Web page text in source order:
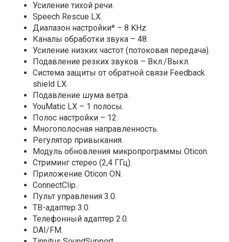
Усиление тихой речи.
Speech Rescue LX.
Диапазон настройки* – 8 KHz.
Каналы обработки звука – 48.
Усиление низких частот (потоковая передача).
Подавление резких звуков – Вкл./Выкл.
Система защиты от обратной связи Feedback
shield LX.
Подавление шума ветра.
YouMatic LX – 1 полосы.
Полос настройки – 12.
Многополосная направленность.
Регулятор привыкания.
Модуль обновления микропрограммы Oticon.
Стриминг стерео (2,4 ГГц).
Приложение Oticon ON.
ConnectClip.
Пульт управления 3.0.
ТВ-адаптер 3.0.
Телефонный адаптер 2.0.
DAI/FM.